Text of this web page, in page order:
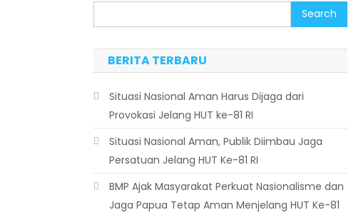
Search
BERITA TERBARU
Situasi Nasional Aman Harus Dijaga dari
Provokasi Jelang HUT ke-81 RI
Situasi Nasional Aman, Publik Diimbau Jaga
Persatuan Jelang HUT Ke-81 RI
BMP Ajak Masyarakat Perkuat Nasionalisme dan
Jaga Papua Tetap Aman Menjelang HUT Ke-81